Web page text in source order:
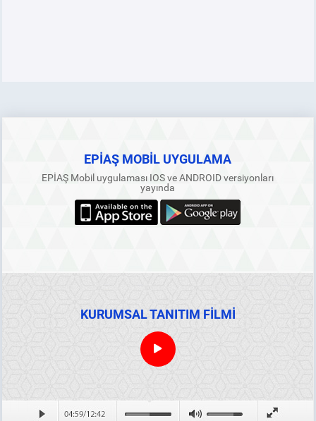
BT HİZMET YÖNETİM SİSTEMİ POLİTİKAMIZ
EPİAŞ MOBİL UYGULAMA
EPİAŞ Mobil uygulaması IOS ve ANDROID versiyonları
yayında
KURUMSAL TANITIM FİLMİ